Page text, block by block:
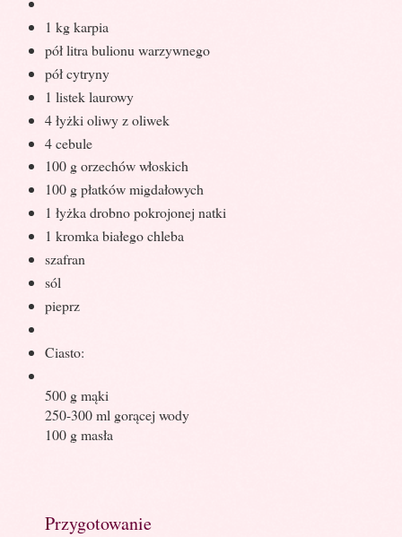
1 kg karpia
pół litra bulionu warzywnego
pół cytryny
1 listek laurowy
4 łyżki oliwy z oliwek
4 cebule
100 g orzechów włoskich
100 g płatków migdałowych
1 łyżka drobno pokrojonej natki
1 kromka białego chleba
szafran
sól
pieprz
Ciasto:
500 g mąki
250-300 ml gorącej wody
100 g masła
Przygotowanie